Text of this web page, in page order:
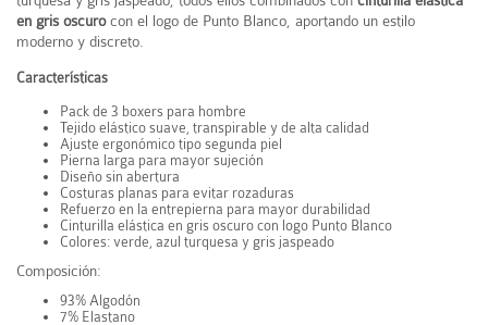
en gris oscurocon el logo de Punto Blanco, aportando un estilo
moderno y discreto.
Características
Pack de 3 boxers para hombre
Tejido elástico suave, transpirable y de alta calidad
Ajuste ergonómico tipo segunda piel
Pierna larga para mayor sujeción
Diseño sin abertura
Costuras planas para evitar rozaduras
Refuerzo en la entrepierna para mayor durabilidad
Cinturilla elástica en gris oscuro con logo Punto Blanco
Colores: verde, azul turquesa y gris jaspeado
Composición:
93% Algodón
7% Elastano